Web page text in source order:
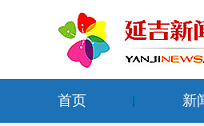
首页 新